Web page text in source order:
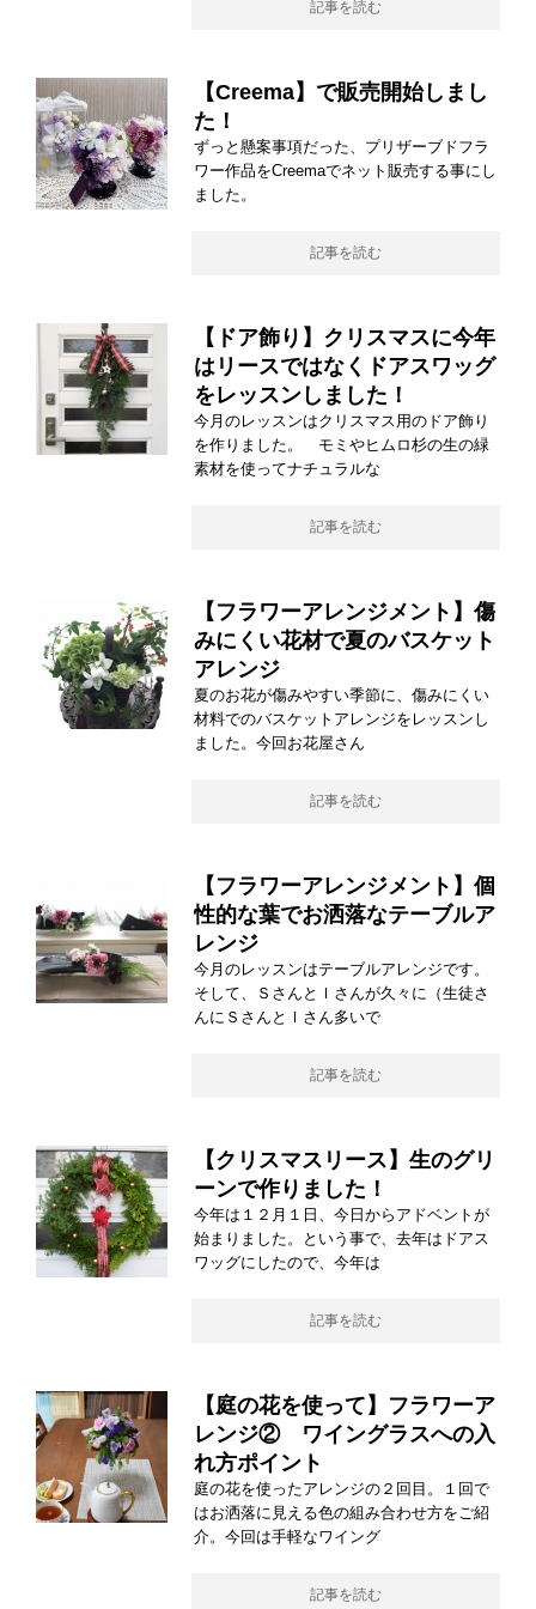
記事を読む
【Creema】で販売開始しまし
た！
ずっと懸案事項だった、プリザーブドフラ
ワー作品をCreemaでネット販売する事にし
ました。
記事を読む
【ドア飾り】クリスマスに今年
はリースではなくドアスワッグ
をレッスンしました！
今月のレッスンはクリスマス用のドア飾り
を作りました。 モミやヒムロ杉の生の緑
素材を使ってナチュラルな
記事を読む
【フラワーアレンジメント】傷
みにくい花材で夏のバスケット
アレンジ
夏のお花が傷みやすい季節に、傷みにくい
材料でのバスケットアレンジをレッスンし
ました。今回お花屋さん
記事を読む
【フラワーアレンジメント】個
性的な葉でお洒落なテーブルア
レンジ
今月のレッスンはテーブルアレンジです。
そして、ＳさんとＩさんが久々に（生徒さ
んにＳさんとＩさん多いで
記事を読む
【クリスマスリース】生のグリ
ーンで作りました！
今年は１２月１日、今日からアドベントが
始まりました。という事で、去年はドアス
ワッグにしたので、今年は
記事を読む
【庭の花を使って】フラワーア
レンジ② ワイングラスへの入
れ方ポイント
庭の花を使ったアレンジの２回目。１回で
はお洒落に見える色の組み合わせ方をご紹
介。今回は手軽なワイング
記事を読む